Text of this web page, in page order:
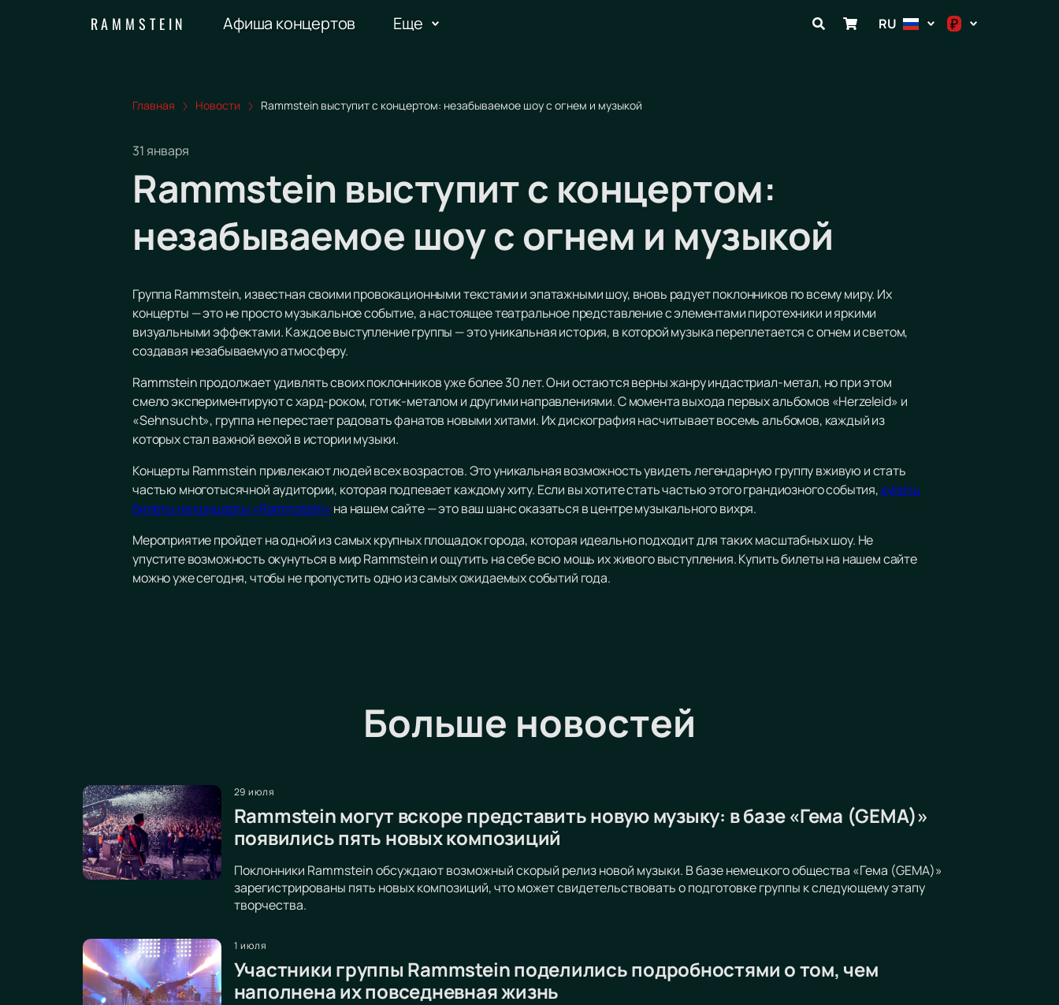
RAMMSTEIN Афиша концертов Еще RU ₽
Главная Новости Rammstein выступит с концертом: незабываемое шоу с огнем и музыкой
31 января
Rammstein выступит с концертом:
незабываемое шоу с огнем и музыкой
Группа Rammstein, известная своими провокационными текстами и эпатажными шоу, вновь радует поклонников по всему миру. Их
концерты — это не просто музыкальное событие, а настоящее театральное представление с элементами пиротехники и яркими
визуальными эффектами. Каждое выступление группы — это уникальная история, в которой музыка переплетается с огнем и светом,
создавая незабываемую атмосферу.
Rammstein продолжает удивлять своих поклонников уже более 30 лет. Они остаются верны жанру индастриал-метал, но при этом
смело экспериментируют с хард-роком, готик-металом и другими направлениями. С момента выхода первых альбомов «Herzeleid» и
«Sehnsucht», группа не перестает радовать фанатов новыми хитами. Их дискография насчитывает восемь альбомов, каждый из
которых стал важной вехой в истории музыки.
Концерты Rammstein привлекают людей всех возрастов. Это уникальная возможность увидеть легендарную группу вживую и стать
частью многотысячной аудитории, которая подпевает каждому хиту. Если вы хотите стать частью этого грандиозного события, купить
билеты на концерты «Rammstein» на нашем сайте — это ваш шанс оказаться в центре музыкального вихря.
Мероприятие пройдет на одной из самых крупных площадок города, которая идеально подходит для таких масштабных шоу. Не
упустите возможность окунуться в мир Rammstein и ощутить на себе всю мощь их живого выступления. Купить билеты на нашем сайте
можно уже сегодня, чтобы не пропустить одно из самых ожидаемых событий года.
Больше новостей
29 июля
Rammstein могут вскоре представить новую музыку: в базе «Гема (GEMA)»
появились пять новых композиций
Поклонники Rammstein обсуждают возможный скорый релиз новой музыки. В базе немецкого общества «Гема (GEMA)»
зарегистрированы пять новых композиций, что может свидетельствовать о подготовке группы к следующему этапу
творчества.
1 июля
Участники группы Rammstein поделились подробностями о том, чем
наполнена их повседневная жизнь